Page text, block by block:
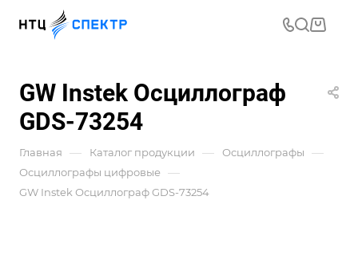
GW Instek Осциллограф
GDS-73254
Главная — Каталог продукции — Осциллографы —
Осциллографы цифровые —
GW Instek Осциллограф GDS-73254